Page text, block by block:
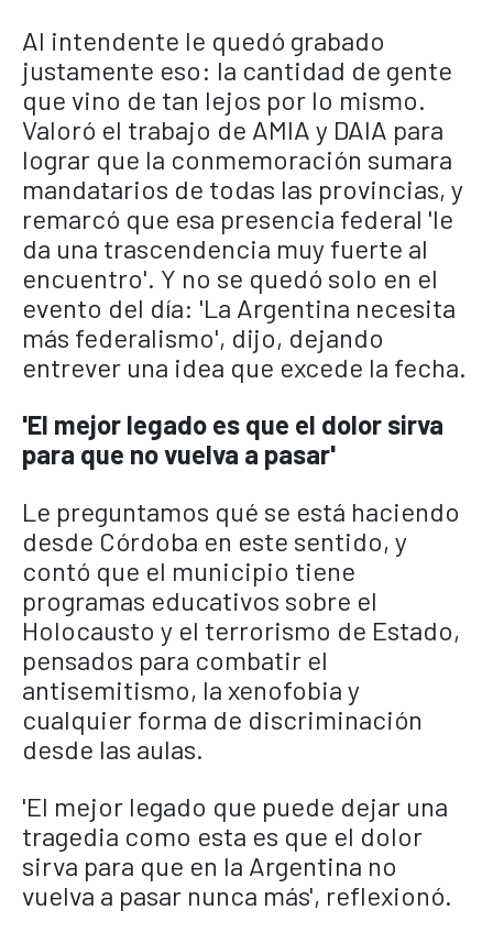
Al intendente le quedó grabado
justamente eso: la cantidad de gente
que vino de tan lejos por lo mismo.
Valoró el trabajo de AMIA y DAIA para
lograr que la conmemoración sumara
mandatarios de todas las provincias, y
remarcó que esa presencia federal 'le
da una trascendencia muy fuerte al
encuentro'. Y no se quedó solo en el
evento del día: 'La Argentina necesita
más federalismo', dijo, dejando
entrever una idea que excede la fecha.
'El mejor legado es que el dolor sirva
para que no vuelva a pasar'
Le preguntamos qué se está haciendo
desde Córdoba en este sentido, y
contó que el municipio tiene
programas educativos sobre el
Holocausto y el terrorismo de Estado,
pensados para combatir el
antisemitismo, la xenofobia y
cualquier forma de discriminación
desde las aulas.
'El mejor legado que puede dejar una
tragedia como esta es que el dolor
sirva para que en la Argentina no
vuelva a pasar nunca más', reflexionó.